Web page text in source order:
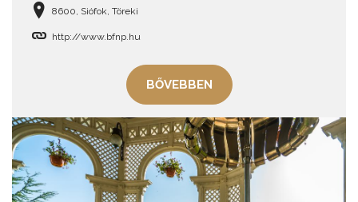
8600, Siófok, Töreki
http://www.bfnp.hu
BŐVEBBEN